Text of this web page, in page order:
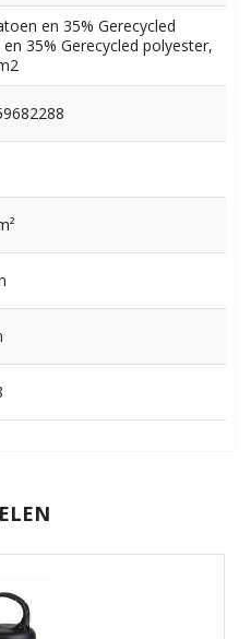
en 35% Gerecycled
35% Gerecycled polyester,